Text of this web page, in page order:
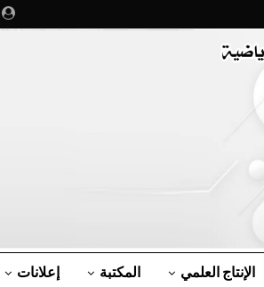
الإنتاج العلمي المكتبة إعلانات